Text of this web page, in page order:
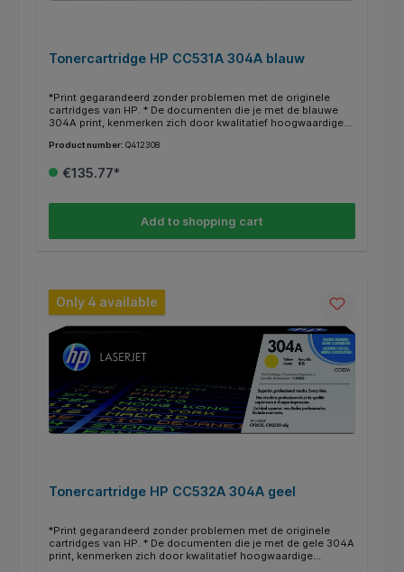
Tonercartridge HP CC531A 304A blauw
*Print gegarandeerd zonder problemen met de originele
cartridges van HP. * De documenten die je met de blauwe
304A print, kenmerken zich door kwalitatief hoogwaardige
de HP printers heb je vaak de mogelijkheid om in plaats van
voor nog meer en goedkoper printen. * Deze XL/HC cartridge
Product number: Q412308
€135.77*
Add to shopping cart
Only 4 available
Tonercartridge HP CC532A 304A geel
*Print gegarandeerd zonder problemen met de originele
cartridges van HP. * De documenten die je met de gele 304A
print, kenmerken zich door kwalitatief hoogwaardige